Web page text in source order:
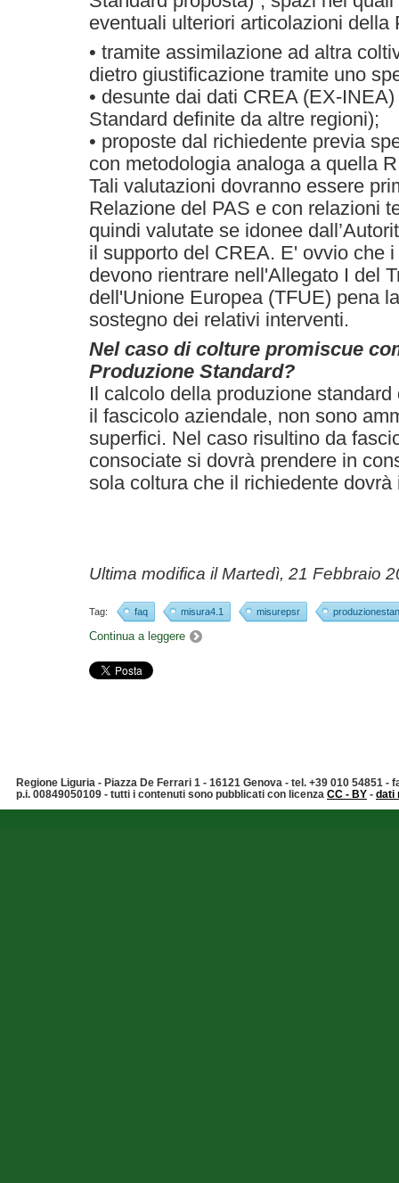
eventuali ulteriori articolazioni della
• tramite assimilazione ad altra
dietro giustificazione tramite uno
• desunte dai dati CREA (EX-
Standard definite da altre regioni);
• proposte dal richiedente previa
con metodologia analoga a quella
Tali valutazioni dovranno essere
Relazione del PAS e con relazioni
quindi valutate se idonee
il supporto del CREA. E' ovvio che
devono rientrare nell'Allegato I del
dell'Unione Europea (TFUE) pena
sostegno dei relativi interventi.
Nel caso di colture promiscue
Produzione Standard?
Il calcolo della produzione
il fascicolo aziendale, non sono
superfici. Nel caso risultino da
consociate si dovrà prendere in
sola coltura che il richiedente
Ultima modifica ilMartedì, 21 Febbraio
Tag: faq misura4.1 misurepsr
Continua a leggere
Regione Liguria - Piazza De Ferrari 1 - 16121 Genova - tel. +39 010 54851 -
p.i. 00849050109 - tutti i contenuti sono pubblicati con licenza CC - BY - dati